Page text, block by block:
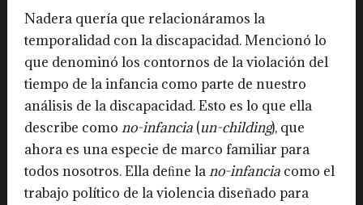
Nadera quería que relacionáramos la
temporalidad con la discapacidad. Mencionó lo
que denominó los contornos de la violación del
tiempo de la infancia como parte de nuestro
análisis de la discapacidad. Esto es lo que ella
describe como no-infancia(un-childing), que
ahora es una especie de marco familiar para
todos nosotros. Ella deﬁne lano-infanciacomo el
trabajo político de la violencia diseñado para